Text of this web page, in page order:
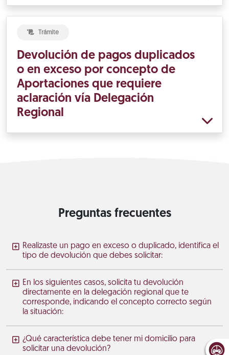
Trámite
Devolución de pagos duplicados
o en exceso por concepto de
Aportaciones que requiere
aclaración vía Delegación
Regional
Preguntas frecuentes
Realizaste un pago en exceso o duplicado, identifica el
tipo de devolución que debes solicitar:
En los siguientes casos, solicita tu devolución
directamente en la delegación regional que te
corresponde, indicando el concepto correcto según
la situación:
¿Qué característica debe tener mi domicilio para
solicitar una devolución?